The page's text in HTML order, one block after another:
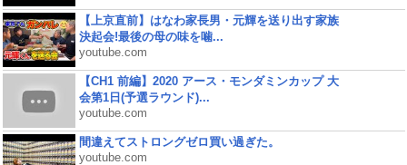
【上京直前】はなわ家長男・元輝を送り出す家族
決起会!最後の母の味を噛...
youtube.com
【CH1 前編】2020 アース・モンダミンカップ 大
会第1日(予選ラウンド)...
youtube.com
間違えてストロングゼロ買い過ぎた。
youtube.com